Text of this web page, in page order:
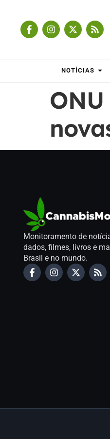
NOTÍCIAS
Monitoramento de
dados, filmes, livros e
Brasil e no mundo.